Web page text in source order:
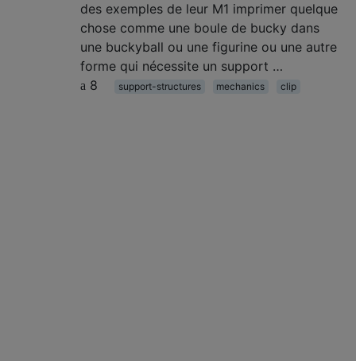
des exemples de leur M1 imprimer quelque
chose comme une boule de bucky dans
une buckyball ou une figurine ou une autre
forme qui nécessite un support …
8
support-structures mechanics clip